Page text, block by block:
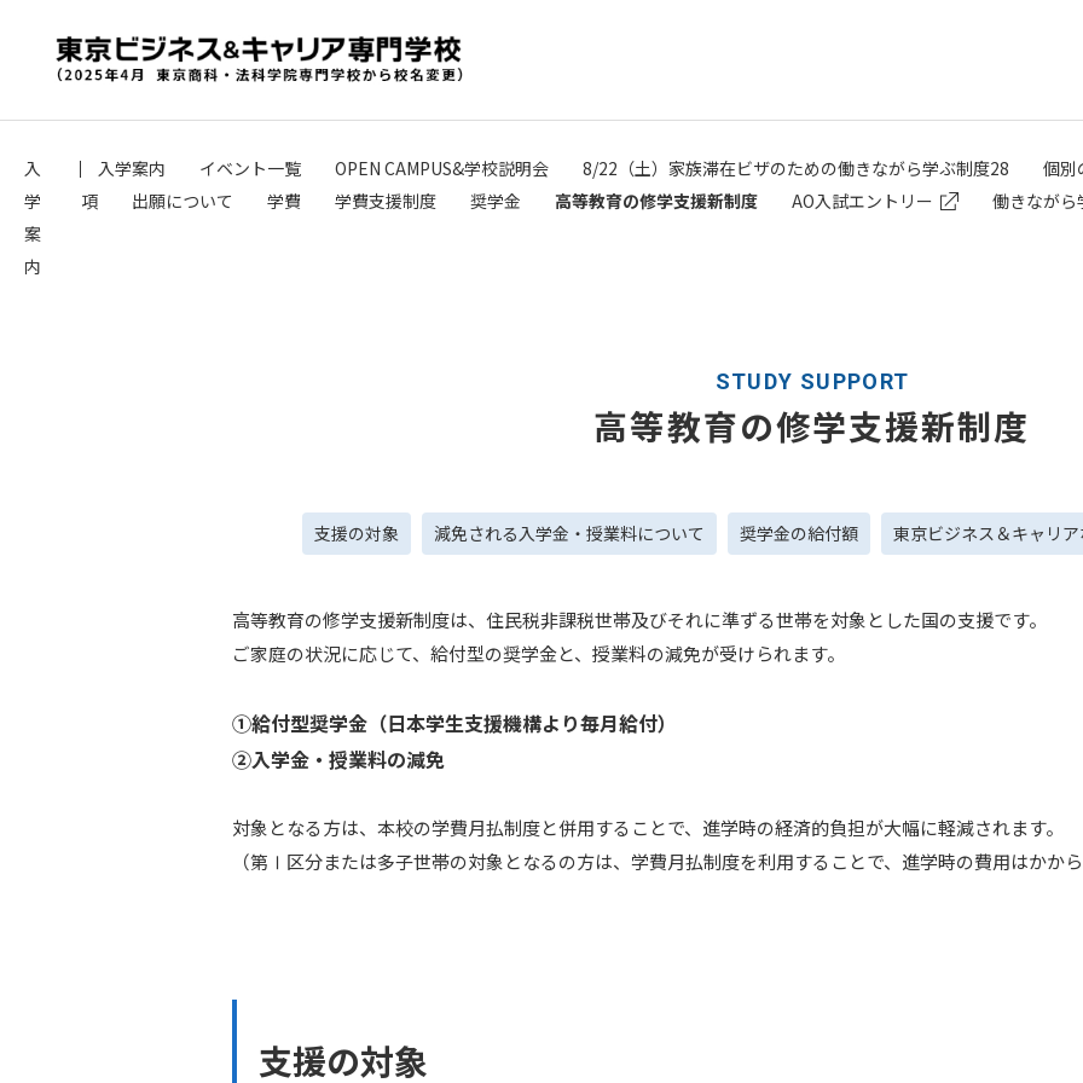
入
学
案
内
入学案内 イベント一覧 OPEN CAMPUS&学校説明会 8/22（土）家族滞在ビザのための働きながら学ぶ制度28 個別
項
出願について 学費 学費支援制度 奨学金 高等教育の修学支援新制度 AO入試エントリー 働きながら
STUDY SUPPORT
高等教育の修学支援新制度
支援の対象 減免される入学金・授業料について 奨学金の給付額 東京ビジネス＆キャリア
高等教育の修学支援新制度は、住民税非課税世帯及びそれに準ずる世帯を対象とした国の支援です。
ご家庭の状況に応じて、給付型の奨学金と、授業料の減免が受けられます。
①給付型奨学金（日本学生支援機構より毎月給付）
②入学金・授業料の減免
対象となる方は、本校の学費月払制度と併用することで、進学時の経済的負担が大幅に軽減されます。
（第Ⅰ区分または多子世帯の対象となるの方は、学費月払制度を利用することで、進学時の費用はかから
支援の対象